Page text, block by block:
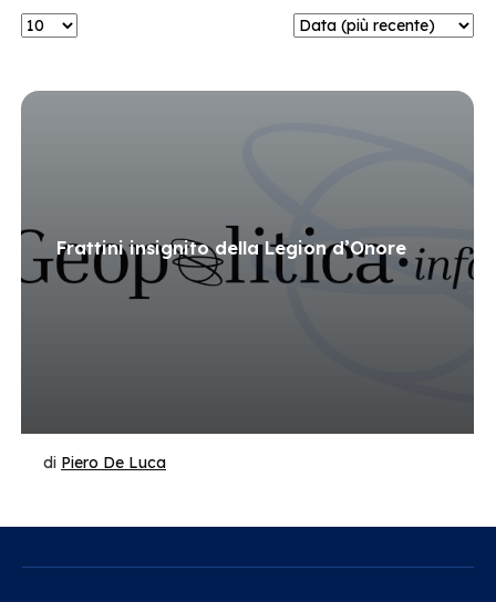
Frattini insignito della Legion d’Onore
di Piero De Luca